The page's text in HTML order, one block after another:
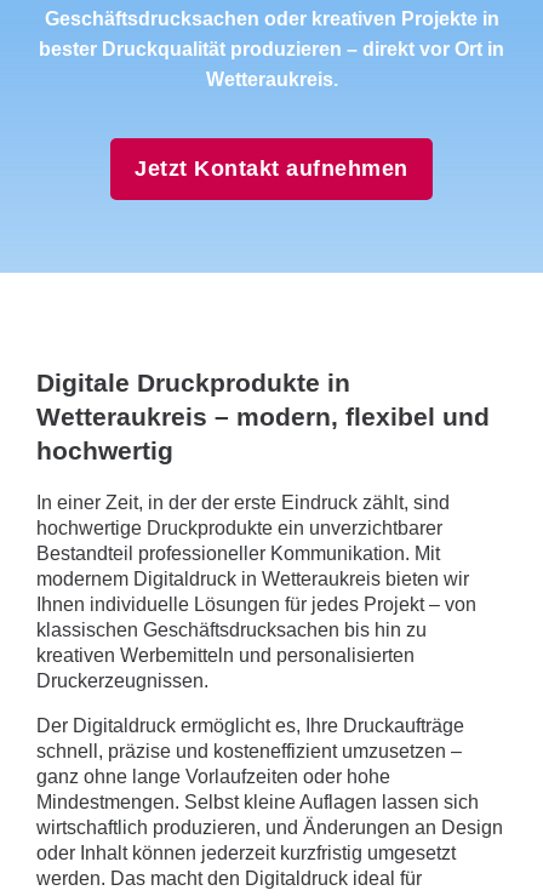
Geschäftsdrucksachen oder kreativen Projekte in
bester Druckqualität produzieren – direkt vor Ort in
Wetteraukreis.
Jetzt Kontakt aufnehmen
Digitale Druckprodukte in
Wetteraukreis – modern, flexibel und
hochwertig
In einer Zeit, in der der erste Eindruck zählt, sind
hochwertige Druckprodukte ein unverzichtbarer
Bestandteil professioneller Kommunikation. Mit
modernem Digitaldruck in Wetteraukreis bieten wir
Ihnen individuelle Lösungen für jedes Projekt – von
klassischen Geschäftsdrucksachen bis hin zu
kreativen Werbemitteln und personalisierten
Druckerzeugnissen.
Der Digitaldruck ermöglicht es, Ihre Druckaufträge
schnell, präzise und kosteneffizient umzusetzen –
ganz ohne lange Vorlaufzeiten oder hohe
Mindestmengen. Selbst kleine Auflagen lassen sich
wirtschaftlich produzieren, und Änderungen an Design
oder Inhalt können jederzeit kurzfristig umgesetzt
werden. Das macht den Digitaldruck ideal für